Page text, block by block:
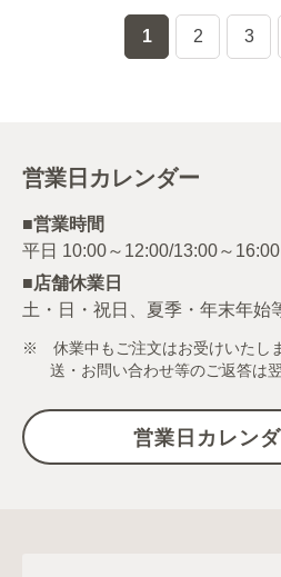
1 2 3
営業日カレンダー
■営業時間
■店舗休業日
土・日・祝日、夏季・年末年始
※ 休業中もご注文はお受けいたし
送・お問い合わせ等のご返答は
営業日カレン